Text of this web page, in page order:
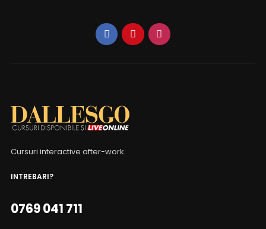
Cursuri interactive after-work.
INTREBARI?
0769 041 711